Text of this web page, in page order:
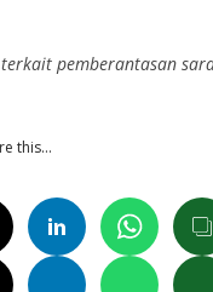
pemberantasan
this…